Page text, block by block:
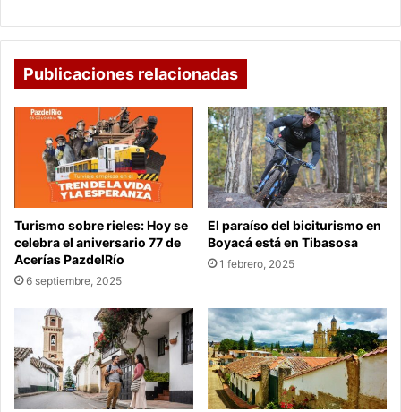
Publicaciones relacionadas
Turismo sobre rieles: Hoy se
celebra el aniversario 77 de
Acerías PazdelRío
6 septiembre, 2025
El paraíso del biciturismo en
Boyacá está en Tibasosa
1 febrero, 2025